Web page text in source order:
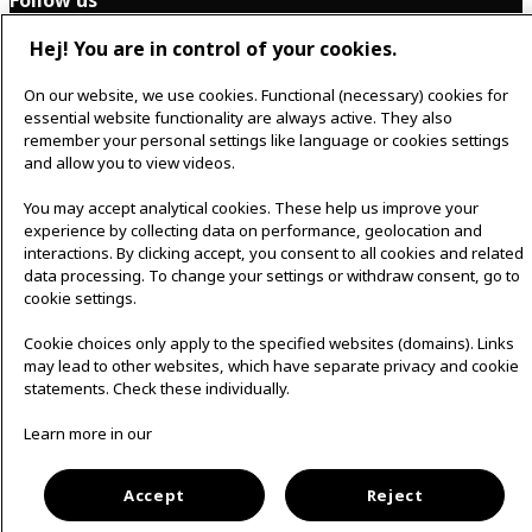
F
a
c
e
b
k
I
n
s
t
a
g
a
m
English
Cookie policy│Privacy policy
Hej! You are in control of your cookies.
On our website, we use cookies. Functional (necessary) cookies for
essential website functionality are always active. They also
remember your personal settings like language or cookies settings
and allow you to view videos.
You may accept analytical cookies. These help us improve your
experience by collecting data on performance, geolocation and
interactions. By clicking accept, you consent to all cookies and related
data processing. To change your settings or withdraw consent, go to
cookie settings.
Cookie choices only apply to the specified websites (domains). Links
may lead to other websites, which have separate privacy and cookie
statements. Check these individually.
Learn more in our
Accept Reject